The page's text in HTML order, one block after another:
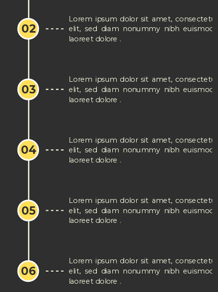
02
Lorem ipsum dolor sit amet,
elit, sed diam nonummy nibh
laoreet dolore .
03
Lorem ipsum dolor sit amet,
elit, sed diam nonummy nibh
laoreet dolore .
04
Lorem ipsum dolor sit amet,
elit, sed diam nonummy nibh
laoreet dolore .
05
Lorem ipsum dolor sit amet,
elit, sed diam nonummy nibh
laoreet dolore .
06
Lorem ipsum dolor sit amet,
elit, sed diam nonummy nibh
laoreet dolore .